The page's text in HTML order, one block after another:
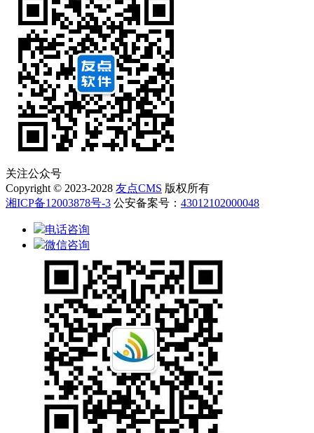
关注公众号
Copyright © 2023-2028 友点CMS 版权所有
湘ICP备12003878号-3 公安备案号： 43012102000048
电话咨询
微信咨询